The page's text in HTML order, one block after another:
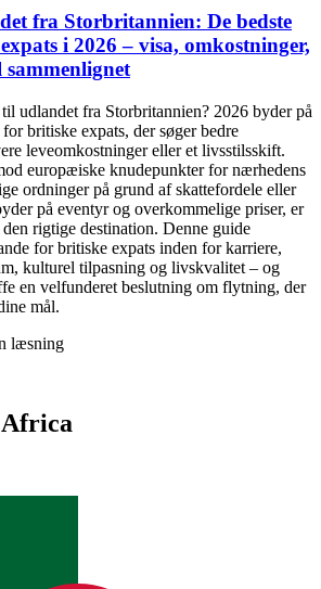
fra Storbritannien: De bedste
i 2026 – visa, omkostninger,
udlandet fra Storbritannien? 2026 byder på
britiske expats, der søger bedre
leveomkostninger eller et livsstilsskift.
europæiske knudepunkter for nærhedens
ordninger på grund af skattefordele eller
på eventyr og overkommelige priser, er
rigtige destination. Denne guide
for britiske expats inden for karriere,
kulturel tilpasning og livskvalitet – og
en velfunderet beslutning om flytning, der
mål.
læsning